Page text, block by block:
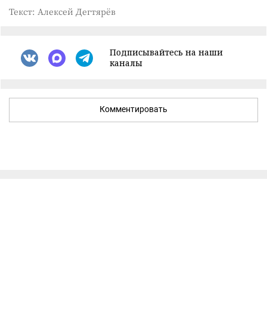
Текст: Алексей Дегтярёв
Подписывайтесь на наши
каналы
Комментировать